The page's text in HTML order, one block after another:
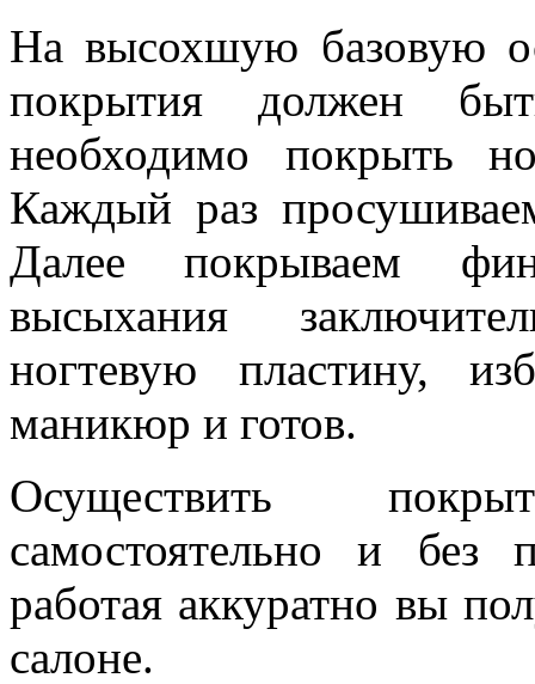
На высохшую базовую
покрытия должен
необходимо покрыть
Каждый раз
Далее покрываем
высыхания
ногтевую пластину,
маникюр и готов.
Осуществить
самостоятельно и без
работая аккуратно вы
салоне.